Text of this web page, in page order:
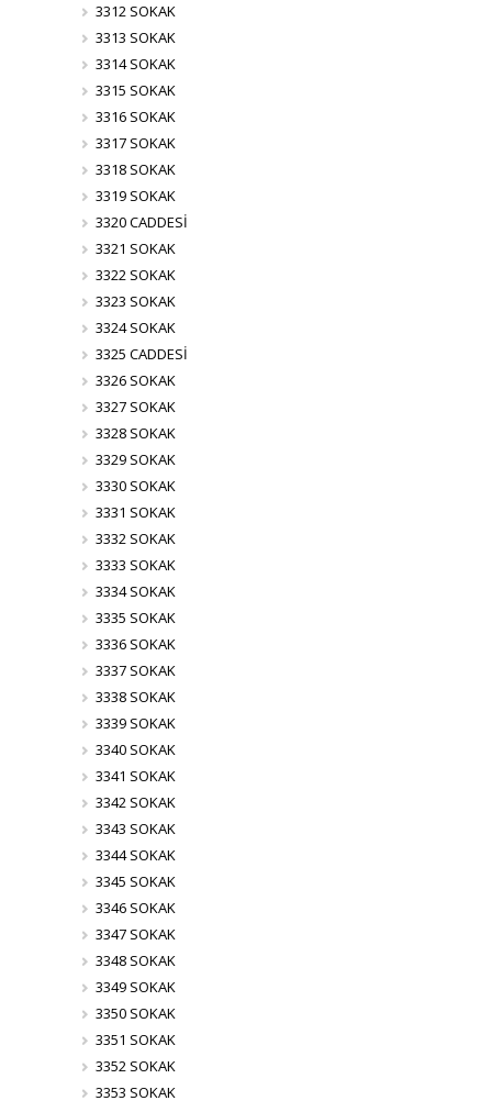
3312 SOKAK
3313 SOKAK
3314 SOKAK
3315 SOKAK
3316 SOKAK
3317 SOKAK
3318 SOKAK
3319 SOKAK
3320 CADDESİ
3321 SOKAK
3322 SOKAK
3323 SOKAK
3324 SOKAK
3325 CADDESİ
3326 SOKAK
3327 SOKAK
3328 SOKAK
3329 SOKAK
3330 SOKAK
3331 SOKAK
3332 SOKAK
3333 SOKAK
3334 SOKAK
3335 SOKAK
3336 SOKAK
3337 SOKAK
3338 SOKAK
3339 SOKAK
3340 SOKAK
3341 SOKAK
3342 SOKAK
3343 SOKAK
3344 SOKAK
3345 SOKAK
3346 SOKAK
3347 SOKAK
3348 SOKAK
3349 SOKAK
3350 SOKAK
3351 SOKAK
3352 SOKAK
3353 SOKAK